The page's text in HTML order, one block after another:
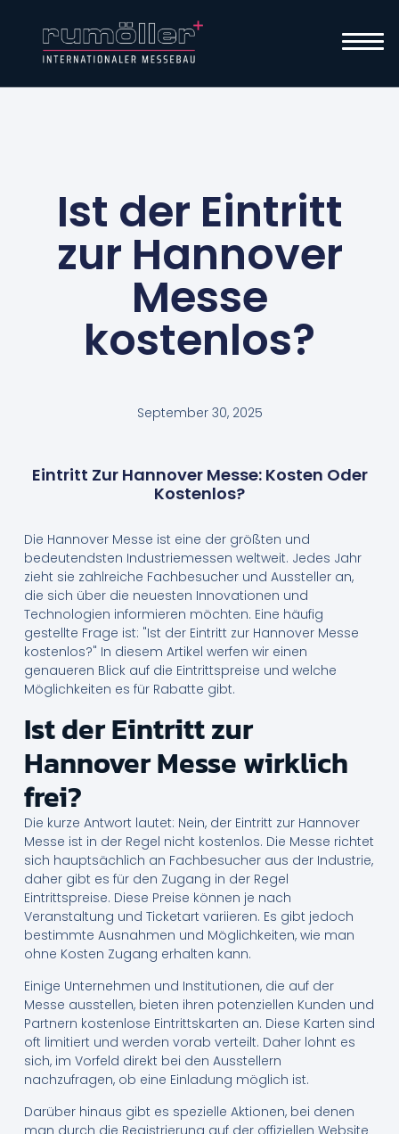
Ist der Eintritt
zur Hannover
Messe
kostenlos?
September 30, 2025
Eintritt Zur Hannover Messe: Kosten Oder
Kostenlos?
Die Hannover Messe ist eine der größten und
bedeutendsten Industriemessen weltweit. Jedes Jahr
zieht sie zahlreiche Fachbesucher und Aussteller an,
die sich über die neuesten Innovationen und
Technologien informieren möchten. Eine häufig
gestellte Frage ist: "Ist der Eintritt zur Hannover Messe
kostenlos?" In diesem Artikel werfen wir einen
genaueren Blick auf die Eintrittspreise und welche
Möglichkeiten es für Rabatte gibt.
Ist der Eintritt zur
Hannover Messe wirklich
frei?
Die kurze Antwort lautet: Nein, der Eintritt zur Hannover
Messe ist in der Regel nicht kostenlos. Die Messe richtet
sich hauptsächlich an Fachbesucher aus der Industrie,
daher gibt es für den Zugang in der Regel
Eintrittspreise. Diese Preise können je nach
Veranstaltung und Ticketart variieren. Es gibt jedoch
bestimmte Ausnahmen und Möglichkeiten, wie man
ohne Kosten Zugang erhalten kann.
Einige Unternehmen und Institutionen, die auf der
Messe ausstellen, bieten ihren potenziellen Kunden und
Partnern kostenlose Eintrittskarten an. Diese Karten sind
oft limitiert und werden vorab verteilt. Daher lohnt es
sich, im Vorfeld direkt bei den Ausstellern
nachzufragen, ob eine Einladung möglich ist.
Darüber hinaus gibt es spezielle Aktionen, bei denen